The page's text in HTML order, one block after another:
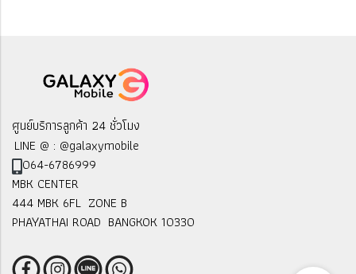
ศูนย์บริการลูกค้า 24 ชั่วโมง
LINE @ : @galaxymobile
064-6786999
MBK CENTER
444 MBK 6FL ZONE B
PHAYATHAI ROAD BANGKOK 10330